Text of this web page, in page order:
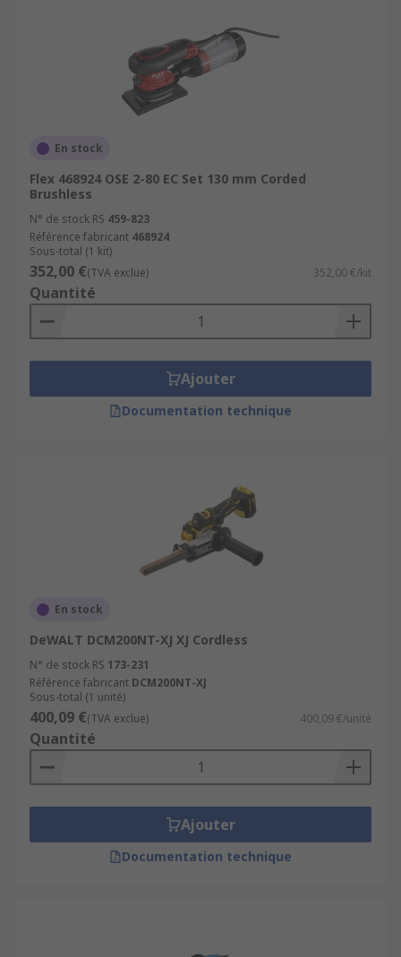
En stock
Flex 468924 OSE 2-80 EC Set 130 mm Corded
Brushless
N° de stock RS 459-823
Référence fabricant 468924
Sous-total (1 kit)
352,00 €(TVA exclue) 352,00 €/kit
Quantité
Ajouter
Documentation technique
En stock
DeWALT DCM200NT-XJ XJ Cordless
N° de stock RS 173-231
Référence fabricant DCM200NT-XJ
Sous-total (1 unité)
400,09 €(TVA exclue) 400,09 €/unité
Quantité
Ajouter
Documentation technique